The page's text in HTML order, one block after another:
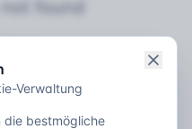
Verwaltung
die bestmögliche
found